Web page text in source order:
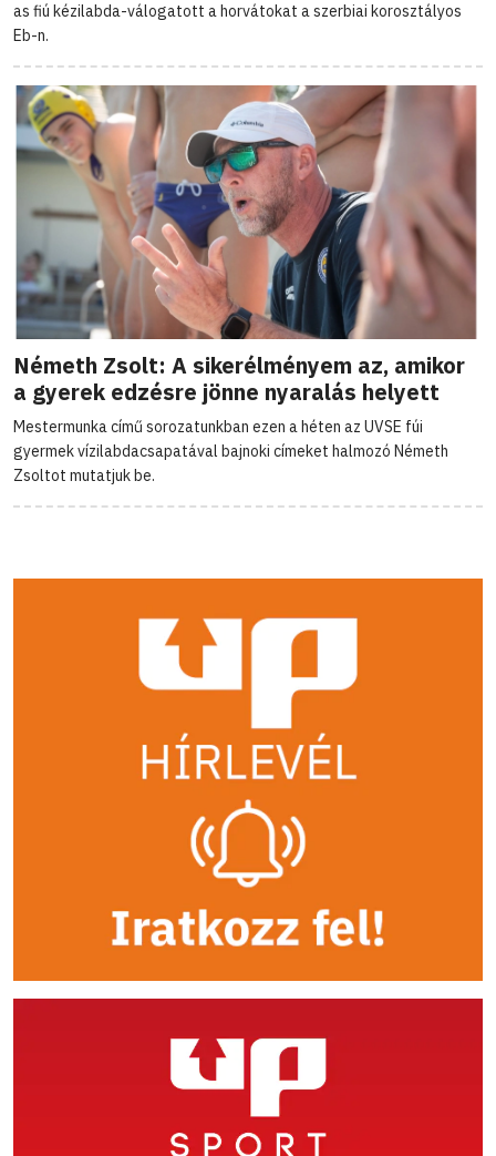
as fiú kézilabda-válogatott a horvátokat a szerbiai korosztályos
Eb-n.
Németh Zsolt: A sikerélményem az, amikor
a gyerek edzésre jönne nyaralás helyett
Mestermunka című sorozatunkban ezen a héten az UVSE fúi
gyermek vízilabdacsapatával bajnoki címeket halmozó Németh
Zsoltot mutatjuk be.